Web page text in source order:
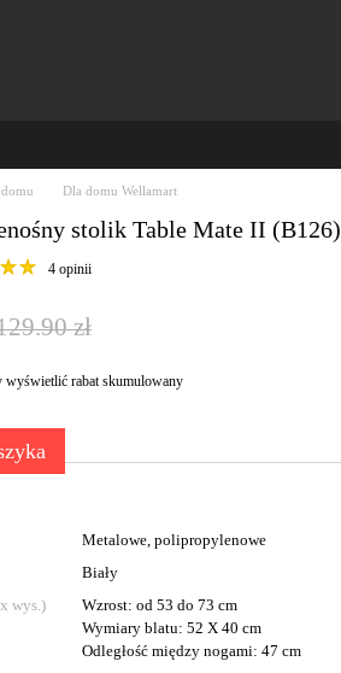
Dla domu Wellamart
stolik Table Mate II (B126)
4 opinii
zł
wyświetlić rabat skumulowany
Metalowe, polipropylenowe
Biały
wys.)
Wzrost: od 53 do 73 cm
Wymiary blatu: 52 X 40 cm
Odległość między nogami: 47 cm